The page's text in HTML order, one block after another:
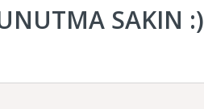
SAKIN :)